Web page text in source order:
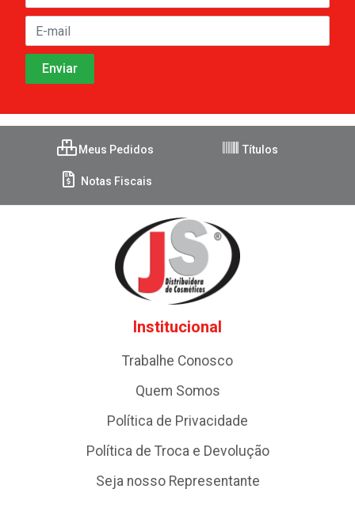
Meus Pedidos Títulos
Notas Fiscais
Institucional
Trabalhe Conosco
Quem Somos
Política de Privacidade
Política de Troca e Devolução
Seja nosso Representante